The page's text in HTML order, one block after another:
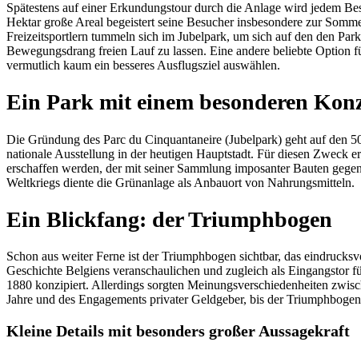
Spätestens auf einer Erkundungstour durch die Anlage wird jedem
Hektar große Areal begeistert seine Besucher insbesondere zur
Freizeitsportlern tummeln sich im Jubelpark, um sich auf den den
Bewegungsdrang freien Lauf zu lassen. Eine andere beliebte
vermutlich kaum ein besseres Ausflugsziel auswählen.
Ein Park mit einem besonderen
Die Gründung des Parc du Cinquantaneire (Jubelpark) geht auf den
nationale Ausstellung in der heutigen Hauptstadt. Für diesen Zweck
erschaffen werden, der mit seiner Sammlung imposanter Bauten
Weltkriegs diente die Grünanlage als Anbauort von Nahrungsmitteln.
Ein Blickfang: der Triumphbogen
Schon aus weiter Ferne ist der Triumphbogen sichtbar, das
Geschichte Belgiens veranschaulichen und zugleich als Eingangstor
1880 konzipiert. Allerdings sorgten Meinungsverschiedenheiten
Jahre und des Engagements privater Geldgeber, bis der
Kleine Details mit besonders großer Aussagekraft